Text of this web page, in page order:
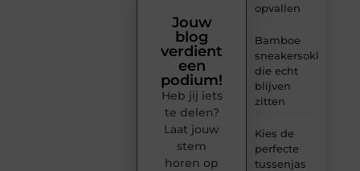
opvallen
Bamboe
sneakersokken
die echt
blijven
zitten
Kies de
perfecte
tussenjas
Jouw
blog
verdient
een
podium!
Heb jij iets
te delen?
Laat jouw
stem
horen op